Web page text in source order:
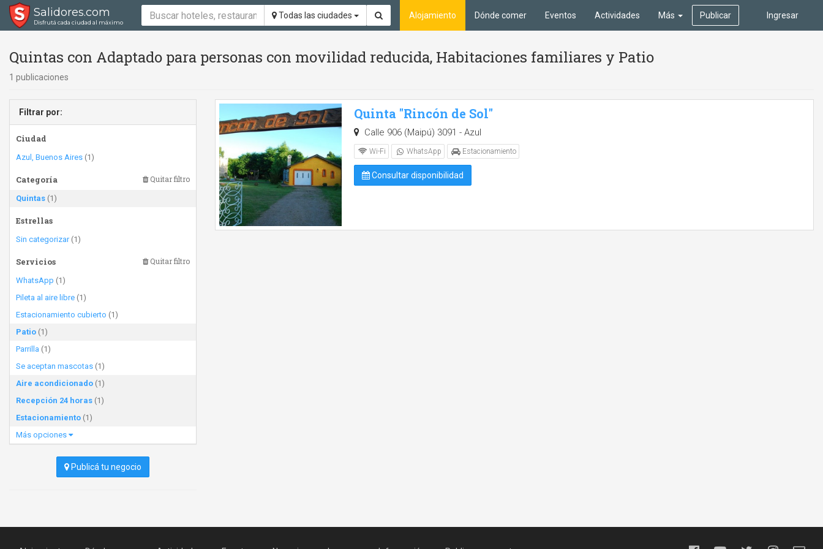
Salidores.com
Disfrutá cada ciudad al máximo
Todas las ciudades Ingresar
Alojamiento Dónde comer Eventos Actividades Más Publicar
Quintas con Adaptado para personas con movilidad reducida, Habitaciones familiares y Patio
1 publicaciones
Filtrar por:
Ciudad
Azul, Buenos Aires (1)
Categoría Quitar filtro
Quintas (1)
Estrellas
Sin categorizar(1)
Servicios Quitar filtro
WhatsApp (1)
Pileta al aire libre (1)
Estacionamiento cubierto (1)
Patio (1)
Parrilla (1)
Se aceptan mascotas (1)
Aire acondicionado (1)
Recepción 24 horas (1)
Estacionamiento (1)
Más opciones
Publicá tu negocio
Quinta "Rincón de Sol"
Calle 906 (Maipú) 3091 - Azul
Wi-Fi WhatsApp Estacionamiento
Consultar disponibilidad